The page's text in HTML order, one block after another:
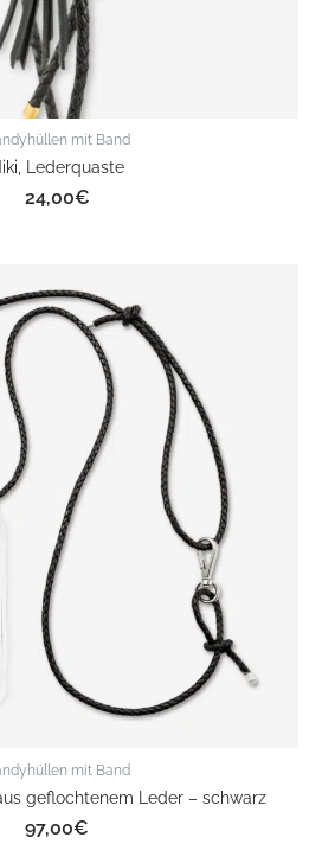
mit Band
Lederquaste
24,00€
mit Band
geflochtenem Leder – schwarz
97,00€